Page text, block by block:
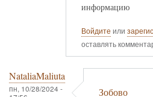
информацию
Войдите или
оставлять
NataliaMaliuta
пн, 10/28/2024 -
Зобово